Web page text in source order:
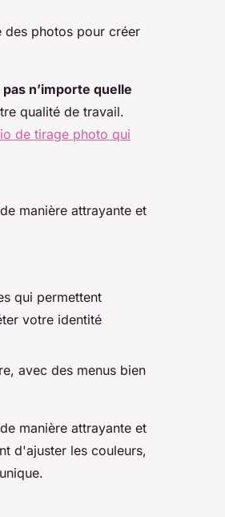
des photos pour créer
n’importe quelle
qualité de travail.
de tirage photo qui
manière attrayante et
qui permettent
votre identité
avec des menus bien
manière attrayante et
d'ajuster les couleurs,